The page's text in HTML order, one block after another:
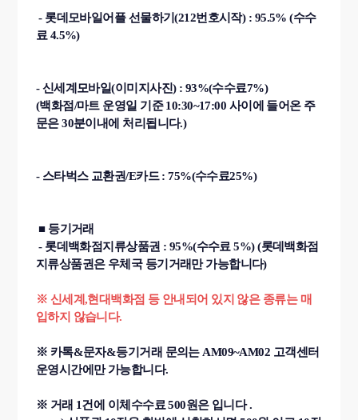
- 롯데모바일어플 선물하기(212번호시작) : 95.5% (수수
료 4.5%)
- 신세계모바일(이미지사진) : 93%(수수료7%)
(백화점/마트 운영일 기준 10:30~17:00 사이에 들어온 주
문은 30분이내에 처리됩니다.)
- 스타벅스 교환권/E카드 : 75%(수수료25%)
■ 등기거래
- 롯데백화점지류상품권 : 95%(수수료 5%) (롯데백화점
지류상품권은 우체국 등기거래만 가능합니다)
※ 신세계,현대백화점 등 안내되어 있지 않은 종류는 매
입하지 않습니다.
※ 카톡&문자&등기거래 문의는 AM09~AM02 고객센터
운영시간에만 가능합니다.
※ 거래 1건에 이체수수료 500원은 입니다 .